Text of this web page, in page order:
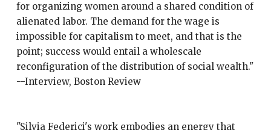
for organizing women around a shared condition of
alienated labor. The demand for the wage is
impossible for capitalism to meet, and that is the
point; success would entail a wholescale
reconfiguration of the distribution of social wealth."
--Interview, Boston Review
"Silvia Federici's work embodies an energy that